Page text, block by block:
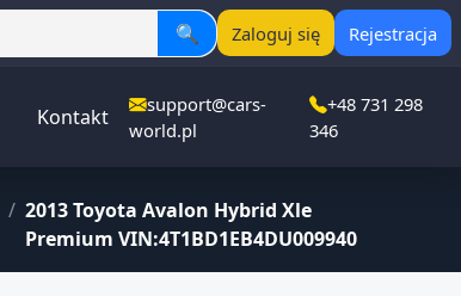
🔍 Zaloguj się Rejestracja
Kontakt
support@cars-
world.pl
+48 731 298
346
/ 2013 Toyota Avalon Hybrid Xle
Premium VIN:4T1BD1EB4DU009940